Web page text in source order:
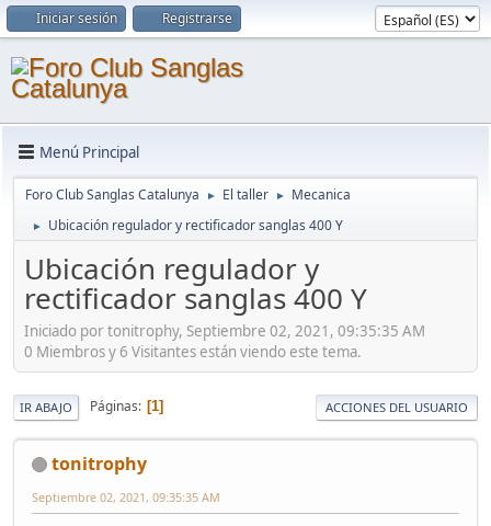
Iniciar sesión Registrarse
Menú Principal
Foro Club Sanglas Catalunya ► El taller ► Mecanica
► Ubicación regulador y rectificador sanglas 400 Y
Ubicación regulador y
rectificador sanglas 400 Y
Iniciado por tonitrophy, Septiembre 02, 2021, 09:35:35 AM
0 Miembros y 6 Visitantes están viendo este tema.
IR ABAJO Páginas 1 ACCIONES DEL USUARIO
tonitrophy
Septiembre 02, 2021, 09:35:35 AM